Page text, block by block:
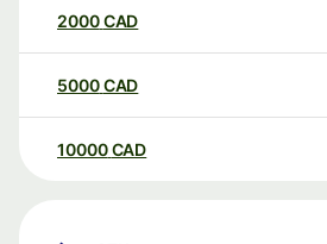
2000CAD
5000CAD
10000 CAD